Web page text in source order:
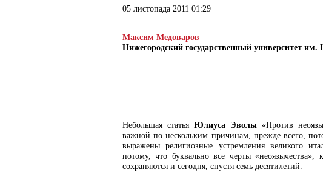
05 листопада 2011 01:29
Максим Медоваров
Нижегородский государственный университет им.
Небольшая статья Юлиуса Эволы «Против
важной по нескольким причинам, прежде всего,
выражены религиозные устремления великого
потому, что буквально все черты
сохраняются и сегодня, спустя семь десятилетий.